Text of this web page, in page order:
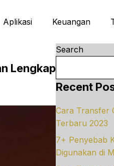
Aplikasi Keuangan
Lengkap
Search
Recent
Cara Transfer
Terbaru 2023
7+ Penyebab
Digunakan di